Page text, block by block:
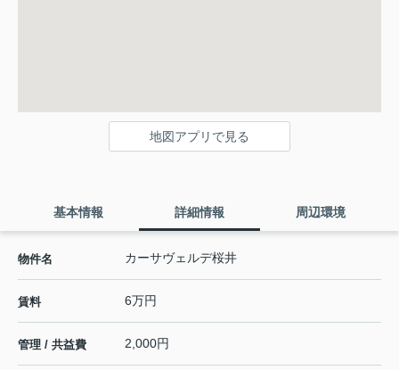
地図アプリで見る
基本情報 詳細情報 周辺環境
物件名 カーサヴェルデ桜井
賃料 6万円
管理 / 共益費 2,000円